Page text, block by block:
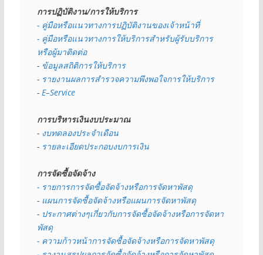
การปฏิบัติงาน/การให้บริการ
- คู่มือหรือแนวทางการปฏิบัติงานของเจ้าหน้าที่
- คู่มือหรือแนวทางการให้บริการสำหรับผู้รับบริการ
หรือผู้มาติดต่อ
- ข้อมูลสถิติการให้บริการ
- รายงานผลการสำรวจความพึงพอใจการให้บริการ
- E–Service
การบริหารเงินงบประมาณ
- งบทดลองประจำเดือน
- รายละเอียดประกอบงบการเงิน
การจัดซื้อจัดจ้าง
- รายการการจัดซื้อจัดจ้างหรือการจัดหาพัสดุ
- แผนการจัดซื้อจัดจ้างหรือแผนการจัดหาพัสดุ
- ประกาศต่างๆเกี่ยวกับการจัดซื้อจัดจ้างหรือการจัดหา
พัสดุ
- ความก้าวหน้าการจัดซื้อจัดจ้างหรือการจัดหาพัสดุ